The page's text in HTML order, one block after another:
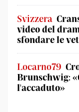
Svizzera
video del
sfondare le
Locarno79
Brunschwig:
l'accaduto»